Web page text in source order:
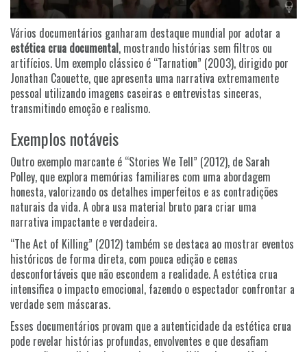
Vários documentários ganharam destaque mundial por adotar a
estética crua documental, mostrando histórias sem filtros ou
artifícios. Um exemplo clássico é “Tarnation” (2003), dirigido por
Jonathan Caouette, que apresenta uma narrativa extremamente
pessoal utilizando imagens caseiras e entrevistas sinceras,
transmitindo emoção e realismo.
Exemplos notáveis
Outro exemplo marcante é “Stories We Tell” (2012), de Sarah
Polley, que explora memórias familiares com uma abordagem
honesta, valorizando os detalhes imperfeitos e as contradições
naturais da vida. A obra usa material bruto para criar uma
narrativa impactante e verdadeira.
“The Act of Killing” (2012) também se destaca ao mostrar eventos
históricos de forma direta, com pouca edição e cenas
desconfortáveis que não escondem a realidade. A estética crua
intensifica o impacto emocional, fazendo o espectador confrontar a
verdade sem máscaras.
Esses documentários provam que a autenticidade da estética crua
pode revelar histórias profundas, envolventes e que desafiam